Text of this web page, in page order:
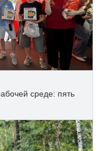
среде: пять